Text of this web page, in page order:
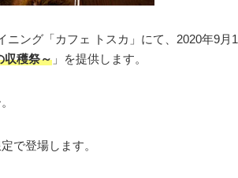
ング「カフェ トスカ」にて、2020年9月1
収穫祭～ 」を提供します。
で登場します。